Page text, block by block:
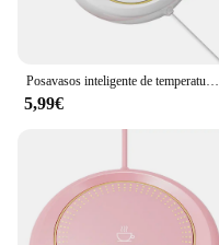
Posavasos inteligente de temperatura constante, almohadilla calefactora de agua, té y leche, USB, 3 Ajustes de temperatura, calentador de tazas para té y agua, Oficina
5,99€